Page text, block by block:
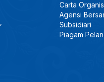
Carta
Agensi
Subsidiari
Piagam